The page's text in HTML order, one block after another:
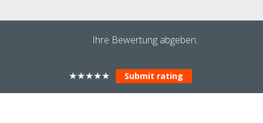
Ihre Bewertung abgeben:
★
★
★
★
★